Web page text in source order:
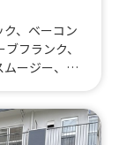
、ベーコン
フランク、
ージー、レ